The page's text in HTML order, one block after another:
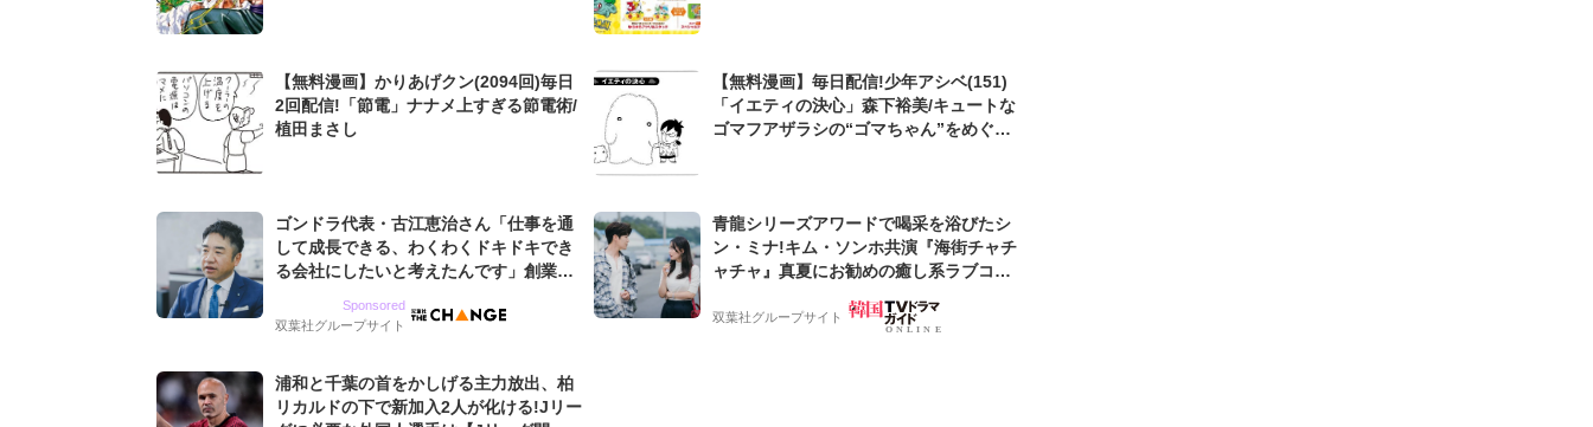
【無料漫画】かりあげクン(2094回)毎日
2回配信!「節電」ナナメ上すぎる節電術/
植田まさし
【無料漫画】毎日配信!少年アシベ(151)
「イエティの決心」森下裕美/キュートな
ゴマフアザラシの“ゴマちゃん”をめぐる
ゴンドラ代表・古江恵治さん「仕事を通
して成長できる、わくわくドキドキでき
る会社にしたいと考えたんです」創業来
グ会社のアイデンティティ
Sponsored
双葉社グループサイト
青龍シリーズアワードで喝采を浴びたシ
ン・ミナ!キム・ソンホ共演『海街チャチ
ャチャ』真夏にお勧めの癒し系ラブコメ!
双葉社グループサイト
浦和と千葉の首をかしげる主力放出、柏
リカルドの下で新加入2人が化ける!Jリー